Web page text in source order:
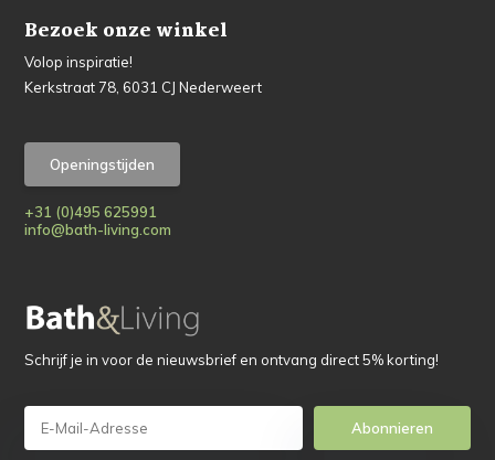
Bezoek onze winkel
Volop inspiratie!
Kerkstraat 78, 6031 CJ Nederweert
Openingstijden
+31 (0)495 625991
info@bath-living.com
Schrijf je in voor de nieuwsbrief en ontvang direct 5% korting!
Abonnieren